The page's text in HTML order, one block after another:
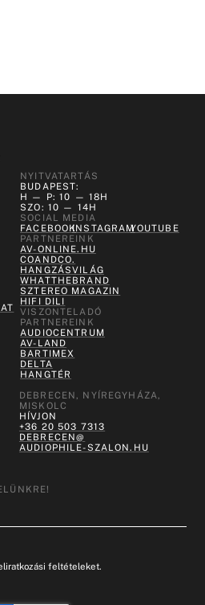
NYITVATARTÁS
BUDAPEST:
H — P: 10 — 18H
SZO: 10 — 14H
SOCIAL MEDIA
FACEBOOKINSTAGRAMYOUTUBE
PARTNEREINK
AV-ONLINE.HU
COANDCO.
HANGZÁSVILÁG
WHATTHEBRAND
SZTEREO MAGAZIN
HIFI DILI
VISZONTELADÓ
PARTNEREINK
AUDIOCENTRUM
AV-LAND
BARTIMEX
DELTA
HANGTÉR
DEBRECEN, NYÍREGYHÁZA,
MISKOLC
HÍVJON
+36 20 503 7313
DEBRECEN@
AUDIOPHILE-SZALON.HU
feltételeket.